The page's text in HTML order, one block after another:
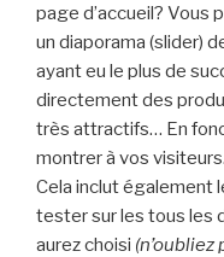
page d’accueil? Vous
un diaporama (slider)
ayant eu le plus de
directement des
très attractifs… En
montrer à vos visiteurs.
Cela inclut également
tester sur les tous les
aurez choisi (n’oubliez